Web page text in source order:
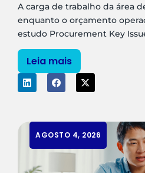
A carga de trabalho da área
enquanto o orçamento
estudo Procurement Key
Leia mais
AGOSTO 4, 2026